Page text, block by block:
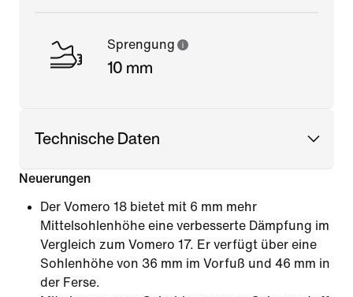
Sprengung
10 mm
Technische Daten
Neuerungen
Der Vomero 18 bietet mit 6 mm mehr
Mittelsohlenhöhe eine verbesserte Dämpfung im
Vergleich zum Vomero 17. Er verfügt über eine
Sohlenhöhe von 36 mm im Vorfuß und 46 mm in
der Ferse.